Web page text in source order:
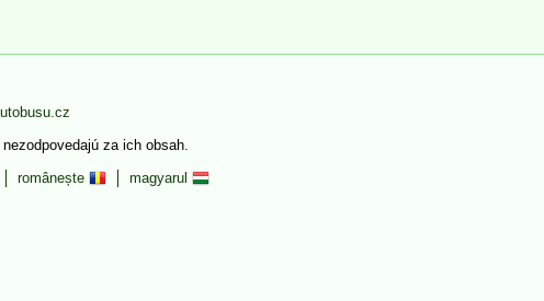
za ich obsah.
românește magyarul